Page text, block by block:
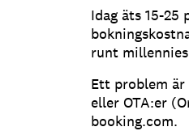
Idag äts 15-
runt
Ett problem är
eller OTA:er
booking.com.